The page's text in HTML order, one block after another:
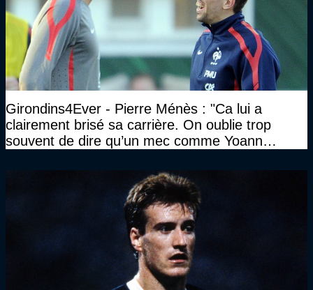
Girondins4Ever - Pierre Ménès : "Ca lui a
clairement brisé sa carrière. On oublie trop
souvent de dire qu’un mec comme Yoann